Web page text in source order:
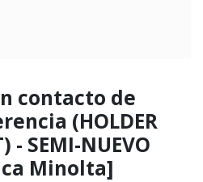
contacto de
(HOLDER
- SEMI-NUEVO
Minolta]